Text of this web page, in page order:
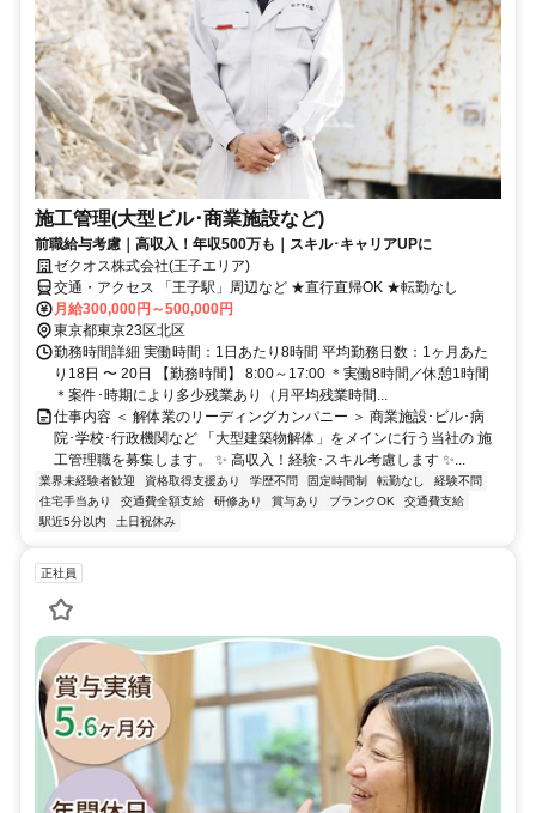
施工管理(大型ビル･商業施設など)
前職給与考慮｜高収入！年収500万も｜スキル･キャリアUPに
ゼクオス株式会社(王子エリア)
交通・アクセス 「王子駅」周辺など ★直行直帰OK ★転勤なし
月給300,000円～500,000円
東京都東京23区北区
勤務時間詳細 実働時間：1日あたり8時間 平均勤務日数：1ヶ月あた
り18日 〜 20日 【勤務時間】 8:00～17:00 ＊実働8時間／休憩1時間
＊案件･時期により多少残業あり（月平均残業時間...
仕事内容 ＜ 解体業のリーディングカンパニー ＞ 商業施設･ビル･病
院･学校･行政機関など 「大型建築物解体」をメインに行う当社の 施
工管理職を募集します。 ✨ 高収入！経験･スキル考慮します ✨...
業界未経験者歓迎 資格取得支援あり 学歴不問 固定時間制 転勤なし
経験不問
住宅手当あり
交通費全額支給 研修あり 賞与あり ブランクOK
交通費支給
駅近5分以内
土日祝休み
正社員